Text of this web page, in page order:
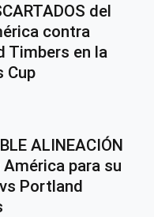
del
contra
Timbers en la
Cup
ALINEACIÓN
América para su
Portland